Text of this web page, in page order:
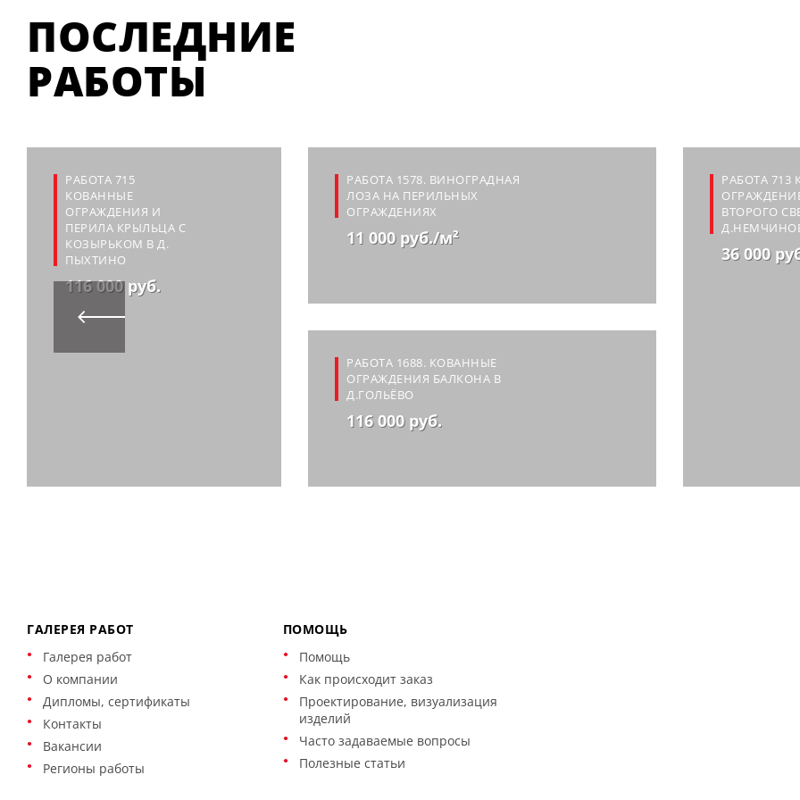
ПОСЛЕДНИЕ
РАБОТЫ
РАБОТА 715
КОВАННЫЕ
ОГРАЖДЕНИЯ И
ПЕРИЛА КРЫЛЬЦА С
КОЗЫРЬКОМ В Д.
ПЫХТИНО
116 000 руб.
РАБОТА 1578. ВИНОГРАДНАЯ
ЛОЗА НА ПЕРИЛЬНЫХ
ОГРАЖДЕНИЯХ
11 000 руб./м²
РАБОТА 1688. КОВАННЫЕ
ОГРАЖДЕНИЯ БАЛКОНА В
Д.ГОЛЬЁВО
116 000 руб.
РАБОТА 713
ВТОРОГО
36 000
ГАЛЕРЕЯ РАБОТ
Галерея работ
О компании
Дипломы, сертификаты
Контакты
Вакансии
Регионы работы
ПОМОЩЬ
Помощь
Как происходит заказ
Проектирование, визуализация
изделий
Часто задаваемые вопросы
Полезные статьи